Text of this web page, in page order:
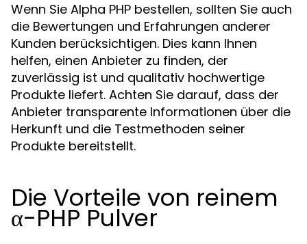
Wenn Sie Alpha PHP bestellen, sollten Sie auch
die Bewertungen und Erfahrungen anderer
Kunden berücksichtigen. Dies kann Ihnen
helfen, einen Anbieter zu finden, der
zuverlässig ist und qualitativ hochwertige
Produkte liefert. Achten Sie darauf, dass der
Anbieter transparente Informationen über die
Herkunft und die Testmethoden seiner
Produkte bereitstellt.
Die Vorteile von reinem
α-PHP Pulver